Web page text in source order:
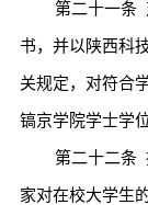
第二十一条
书，并以陕西科
关规定，对符合
镐京学院学士学
第二十二条
家对在校大学生